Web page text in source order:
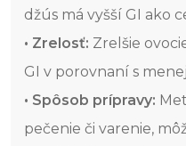
džús má vyšší GI ako
• Zrelosť: Zrelšie
GI v porovnaní s
• Spôsob prípravy:
pečenie či varenie,